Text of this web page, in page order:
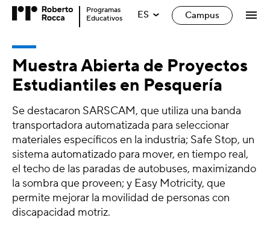
Programas
Educativos
ES Campus
Muestra Abierta de Proyectos
Estudiantiles en Pesquería
Se destacaron SARSCAM, que utiliza una banda
transportadora automatizada para seleccionar
materiales específicos en la industria; Safe Stop, un
sistema automatizado para mover, en tiempo real,
el techo de las paradas de autobuses, maximizando
la sombra que proveen; y Easy Motricity, que
permite mejorar la movilidad de personas con
discapacidad motriz.